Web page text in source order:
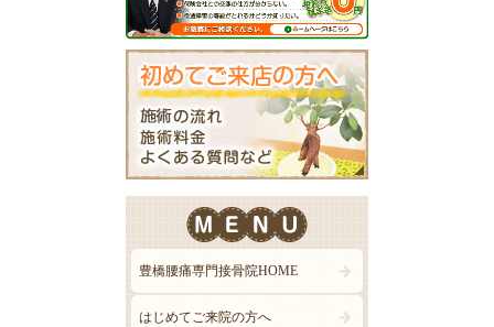
豊橋腰痛専門接骨院HOME
はじめてご来院の方へ